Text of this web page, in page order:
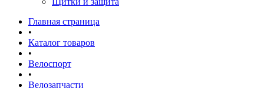
Главная страница
•
Каталог товаров
•
Велоспорт
•
Велозапчасти